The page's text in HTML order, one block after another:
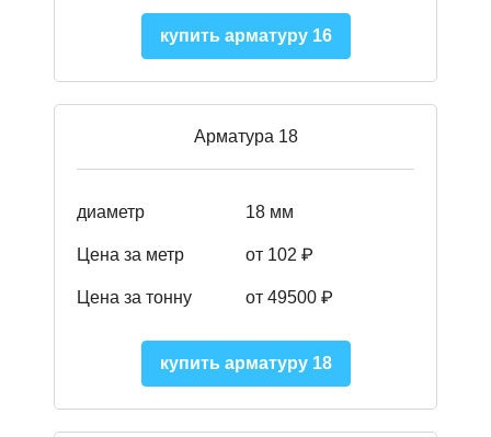
купить арматуру 16
Арматура 18
диаметр 18 мм
Цена за метр от 102 ₽
Цена за тонну от 49500 ₽
купить арматуру 18